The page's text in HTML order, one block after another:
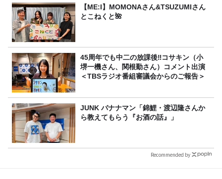
【ME:I】MOMONAさん&TSUZUMIさん
とこねくと🌺
45周年でも中二の放課後‼コサキン（小
堺一機さん、関根勤さん）コメント出演
＜TBSラジオ番組審議会からのご報告＞
JUNK バナナマン「錦鯉・渡辺隆さんか
ら教えてもらう『お酒の話』」
Recommended by